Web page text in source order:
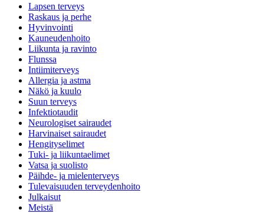
Lapsen terveys
Raskaus ja perhe
Hyvinvointi
Kauneudenhoito
Liikunta ja ravinto
Flunssa
Intiimiterveys
Allergia ja astma
Näkö ja kuulo
Suun terveys
Infektiotaudit
Neurologiset sairaudet
Harvinaiset sairaudet
Hengityselimet
Tuki- ja liikuntaelimet
Vatsa ja suolisto
Päihde- ja mielenterveys
Tulevaisuuden terveydenhoito
Julkaisut
Meistä